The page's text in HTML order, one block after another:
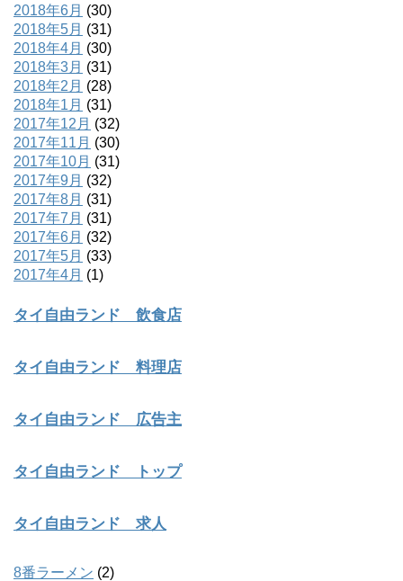
2018年6月 (30)
2018年5月 (31)
2018年4月 (30)
2018年3月 (31)
2018年2月 (28)
2018年1月 (31)
2017年12月 (32)
2017年11月 (30)
2017年10月 (31)
2017年9月 (32)
2017年8月 (31)
2017年7月 (31)
2017年6月 (32)
2017年5月 (33)
2017年4月 (1)
タイ自由ランド 飲食店
タイ自由ランド 料理店
タイ自由ランド 広告主
タイ自由ランド トップ
タイ自由ランド 求人
8番ラーメン (2)